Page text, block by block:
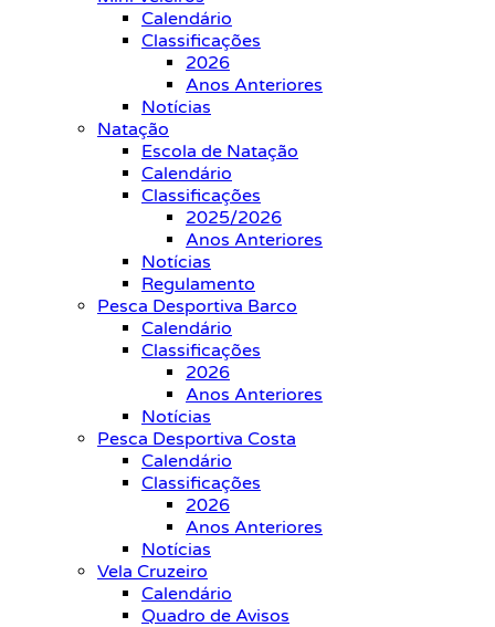
Calendário
Classificações
2026
Anos Anteriores
Notícias
Natação
Escola de Natação
Calendário
Classificações
2025/2026
Anos Anteriores
Notícias
Regulamento
Pesca Desportiva Barco
Calendário
Classificações
2026
Anos Anteriores
Notícias
Pesca Desportiva Costa
Calendário
Classificações
2026
Anos Anteriores
Notícias
Vela Cruzeiro
Calendário
Quadro de Avisos